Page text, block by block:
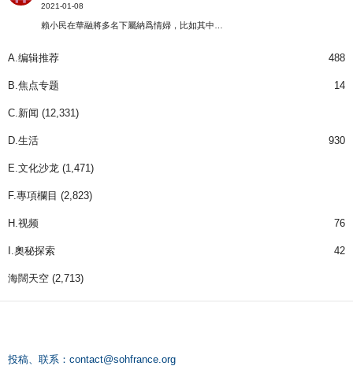
2021-01-08
賴小民在華融將多名下屬納爲情婦，比如其中…
A.编辑推荐 488
B.焦点专题 14
C.新闻 (12,331)
D.生活 930
E.文化沙龙 (1,471)
F.專項欄目 (2,823)
H.视频 76
I.奧秘探索 42
海闊天空 (2,713)
投稿、联系： contact@sohfrance.org